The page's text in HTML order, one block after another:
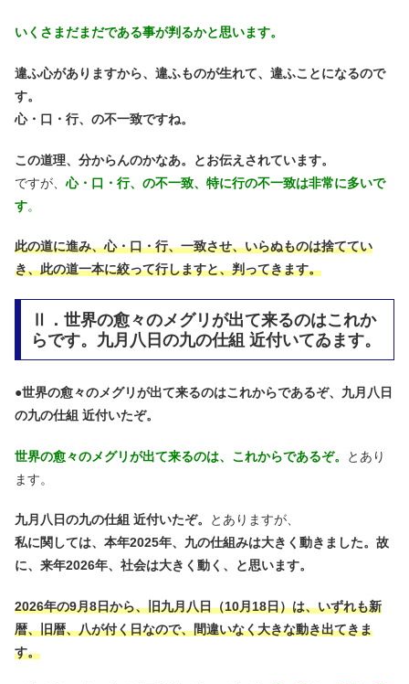
いくさまだまだである事が判るかと思います。
違ふ心がありますから、違ふものが生れて、違ふことになるので
す。
心・口・行、の不一致ですね。
この道理、分からんのかなあ。とお伝えされています。
ですが、 心・口・行、の不一致、特に行の不一致は非常に多いで
す。
此の道に進み、心・口・行、一致させ、いらぬものは捨ててい
き、此の道一本に絞って行しますと、判ってきます。
Ⅱ．世界の愈々のメグリが出て来るのはこれか
らです。九月八日の九の仕組 近付いてゐます。
●世界の愈々のメグリが出て来るのはこれからであるぞ、九月八日
の九の仕組 近付いたぞ。
世界の愈々のメグリが出て来るのは、これからであるぞ。
とあり
ます。
九月八日の九の仕組 近付いたぞ。
とありますが、
私に関しては、本年2025年、九の仕組みは大きく動きました。故
に、来年2026年、社会は大きく動く、と思います。
2026年の9月8日から、旧九月八日（10月18日）は、いずれも新
暦、旧暦、八が付く日なので、間違いなく大きな動き出てきま
す。